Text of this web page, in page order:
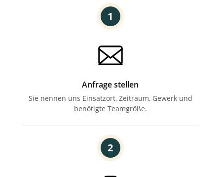
1
Anfrage stellen
Sie nennen uns Einsatzort,Zeitraum, Gewerk und
benötigte Teamgröße.
2